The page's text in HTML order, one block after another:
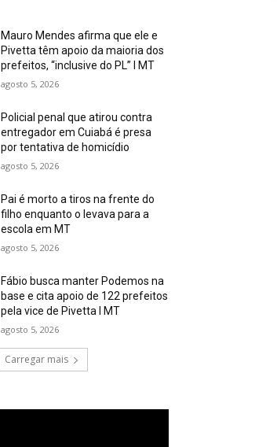
Mauro Mendes afirma que ele e
Pivetta têm apoio da maioria dos
prefeitos, “inclusive do PL” I MT
agosto 5, 2026
Policial penal que atirou contra
entregador em Cuiabá é presa
por tentativa de homicídio
agosto 5, 2026
Pai é morto a tiros na frente do
filho enquanto o levava para a
escola em MT
agosto 5, 2026
Fábio busca manter Podemos na
base e cita apoio de 122 prefeitos
pela vice de Pivetta I MT
agosto 5, 2026
Carregar mais